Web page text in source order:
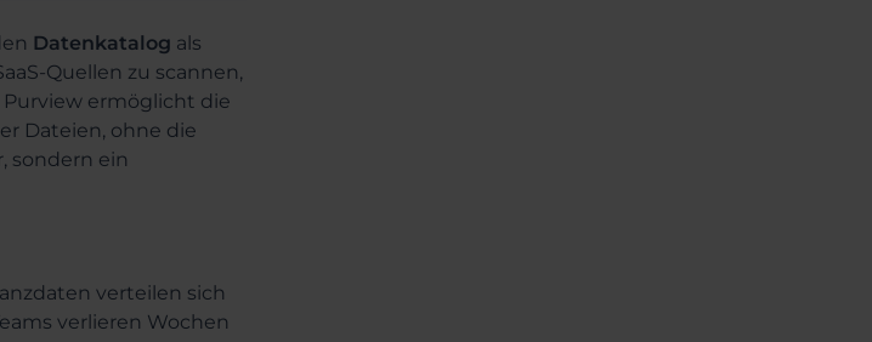
Datenkatalog als
Quellen zu scannen,
Purview ermöglicht die
Dateien, ohne die
sondern ein
verteilen sich
verlieren Wochen